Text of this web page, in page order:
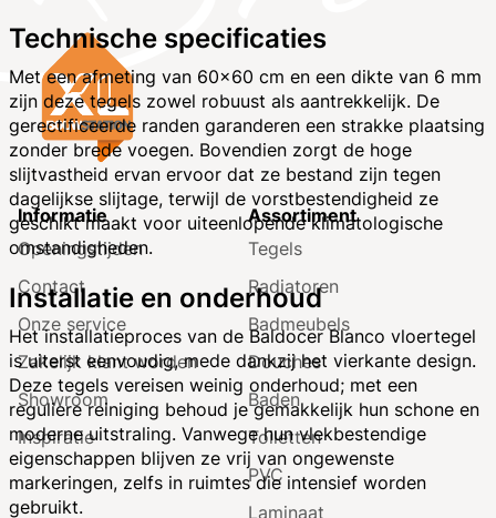
Technische specificaties
Met een afmeting van 60x60 cm en een dikte van 6 mm
zijn deze tegels zowel robuust als aantrekkelijk. De
gerectificeerde randen garanderen een strakke plaatsing
zonder brede voegen. Bovendien zorgt de hoge
slijtvastheid ervan ervoor dat ze bestand zijn tegen
dagelijkse slijtage, terwijl de vorstbestendigheid ze
geschikt maakt voor uiteenlopende klimatologische
omstandigheden.
Installatie en onderhoud
Het installatieproces van de Baldocer Blanco vloertegel
is uiterst eenvoudig, mede dankzij het vierkante design.
Deze tegels vereisen weinig onderhoud; met een
reguliere reiniging behoud je gemakkelijk hun schone en
moderne uitstraling. Vanwege hun vlekbestendige
eigenschappen blijven ze vrij van ongewenste
markeringen, zelfs in ruimtes die intensief worden
gebruikt.
Informatie
Openingstijden
Contact
Onze service
Zakelijk klant worden
Showroom
Inspiratie
Assortiment
Tegels
Radiatoren
Badmeubels
Douches
Baden
Toiletten
PVC
Laminaat